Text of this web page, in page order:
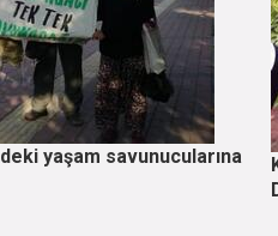
yaşam savunucularına